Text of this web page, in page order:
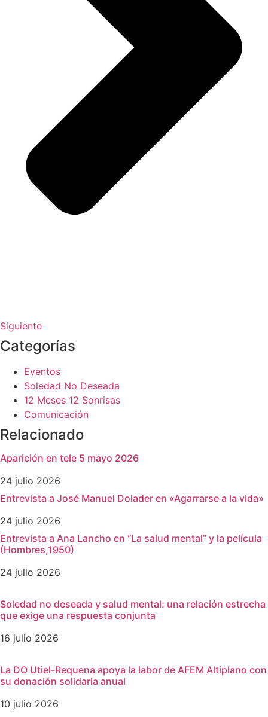
Siguiente
Categorías
Eventos
Soledad No Deseada
12 Meses 12 Sonrisas
Comunicación
Relacionado
Aparición en tele 5 mayo 2026
24 julio 2026
Entrevista a José Manuel Dolader en «Agarrarse a la vida»
24 julio 2026
Entrevista a Ana Lancho en “La salud mental” y la película
(Hombres,1950)
24 julio 2026
Soledad no deseada y salud mental: una relación estrecha
que exige una respuesta conjunta
16 julio 2026
La DO Utiel-Requena apoya la labor de AFEM Altiplano con
su donación solidaria anual
10 julio 2026